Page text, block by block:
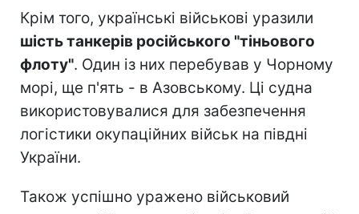
Крім того, українські військові уразили
шість танкерів російського "тіньового
флоту". Один із них перебував у Чорному
морі, ще п'ять - в Азовському. Ці судна
використовувалися для забезпечення
логістики окупаційних військ на півдні
України.
Також успішно уражено військовий